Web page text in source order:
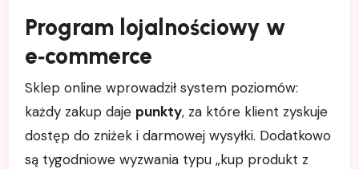
Program lojalnościowy w
e‑commerce
Sklep online wprowadził system poziomów:
każdy zakup daje punkty, za które klient zyskuje
dostęp do zniżek i darmowej wysyłki. Dodatkowo
są tygodniowe wyzwania typu „kup produkt z